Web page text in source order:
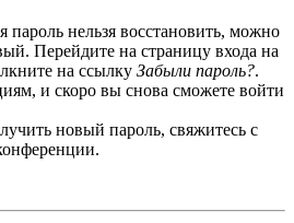
пароль нельзя восстановить, можно
Перейдите на страницу входа на
на ссылку Забыли пароль?.
и скоро вы снова сможете войти
новый пароль, свяжитесь с